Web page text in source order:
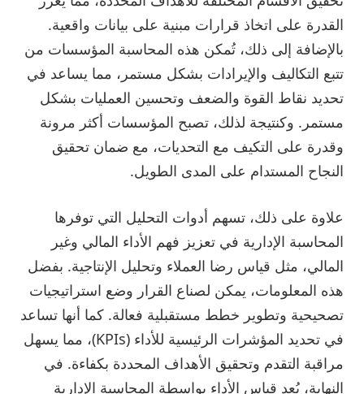
القدرة على اتخاذ قرارات مبنية على بيانات واقعية.
بالإضافة إلى ذلك، تُمكن هذه المحاسبة المؤسسات من
تتبع التكاليف والإيرادات بشكل مستمر، مما يساعد في
تحديد نقاط القوة والضعف وتحسين العمليات بشكل
مستمر. وكنتيجة لذلك، تصبح المؤسسات أكثر مرونة
وقدرة على التكيف مع التحديات، مع ضمان تحقيق
النجاح المستدام على المدى الطويل.
علاوة على ذلك، تسهم أدوات التحليل التي توفرها
المحاسبة الإدارية في تعزيز فهم الأداء المالي وغير
المالي، مثل قياس رضا العملاء وتحليل الإنتاجية. بفضل
هذه المعلومات، يمكن لصناع القرار وضع استراتيجيات
تصحيحية وتطوير خطط مستقبلية فعالة. كما أنها تساعد
في تحديد المؤشرات الرئيسية للأداء (KPIs)، مما يسهل
مراقبة التقدم وتحقيق الأهداف المحددة بكفاءة. في
النهاية، يُعد قياس الأداء بواسطة المحاسبة الإدارية